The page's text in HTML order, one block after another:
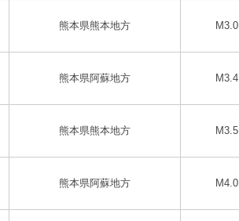
熊本県熊本地方 M3.0
熊本県阿蘇地方 M3.4
熊本県熊本地方 M3.5
熊本県阿蘇地方 M4.0